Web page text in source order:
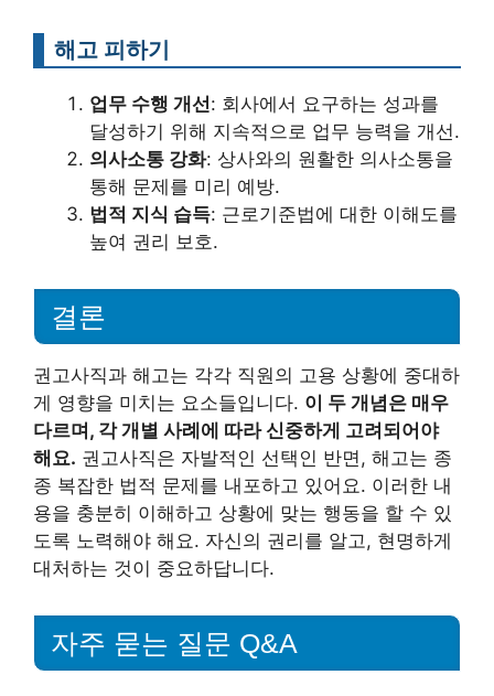
해고 피하기
업무 수행 개선: 회사에서 요구하는 성과를
달성하기 위해 지속적으로 업무 능력을 개선.
의사소통 강화: 상사와의 원활한 의사소통을
통해 문제를 미리 예방.
법적 지식 습득: 근로기준법에 대한 이해도를
높여 권리 보호.
결론
권고사직과 해고는 각각 직원의 고용 상황에 중대하
게 영향을 미치는 요소들입니다. 이 두 개념은 매우
다르며, 각 개별 사례에 따라 신중하게 고려되어야
해요. 권고사직은 자발적인 선택인 반면, 해고는 종
종 복잡한 법적 문제를 내포하고 있어요. 이러한 내
용을 충분히 이해하고 상황에 맞는 행동을 할 수 있
도록 노력해야 해요. 자신의 권리를 알고, 현명하게
대처하는 것이 중요하답니다.
자주 묻는 질문 Q&A